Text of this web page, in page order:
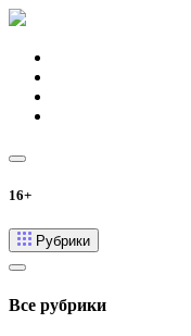
16+
Рубрики
Все рубрики